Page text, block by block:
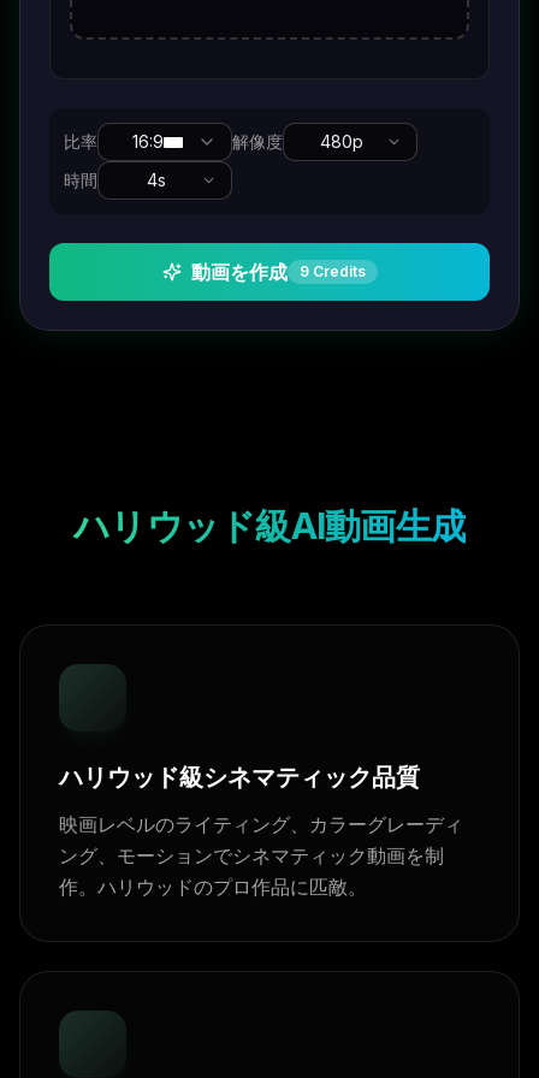
比率 16:9 解像度
480p
時間
4s
動画を作成 9Credits
ハリウッド級AI動画生成
ハリウッド級シネマティック品質
映画レベルのライティング、カラーグレーディ
ング、モーションでシネマティック動画を制
作。ハリウッドのプロ作品に匹敵。